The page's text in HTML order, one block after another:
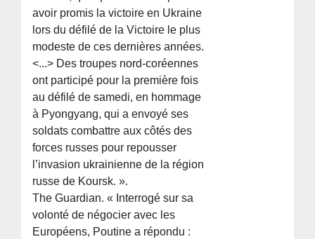
avoir promis la victoire en Ukraine
lors du défilé de la Victoire le plus
modeste de ces dernières années.
<...> Des troupes nord-coréennes
ont participé pour la première fois
au défilé de samedi, en hommage
à Pyongyang, qui a envoyé ses
soldats combattre aux côtés des
forces russes pour repousser
l’invasion ukrainienne de la région
russe de Koursk. ».
The Guardian. « Interrogé sur sa
volonté de négocier avec les
Européens, Poutine a répondu :